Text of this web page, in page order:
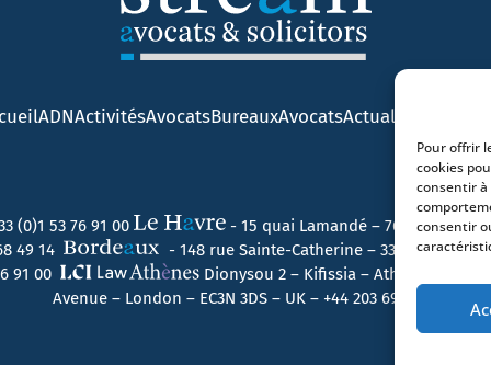
Pour offrir
cookies
consentir à
consentir
ADNActivitésAvocatsBureauxAvocatsActualités
(0)1 53 76 91 00
- 15 quai Lamandé – 76600 Le
49 14
- 148 rue Sainte-Catherine – 33000
91 00
Dionysou 2 – Kifissia – Athens 14562
Avenue – London – EC3N 3DS – UK – +44 203 6959722